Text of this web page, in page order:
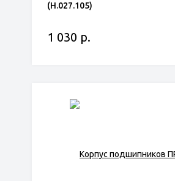
(Н.027.105)
1 030 р.